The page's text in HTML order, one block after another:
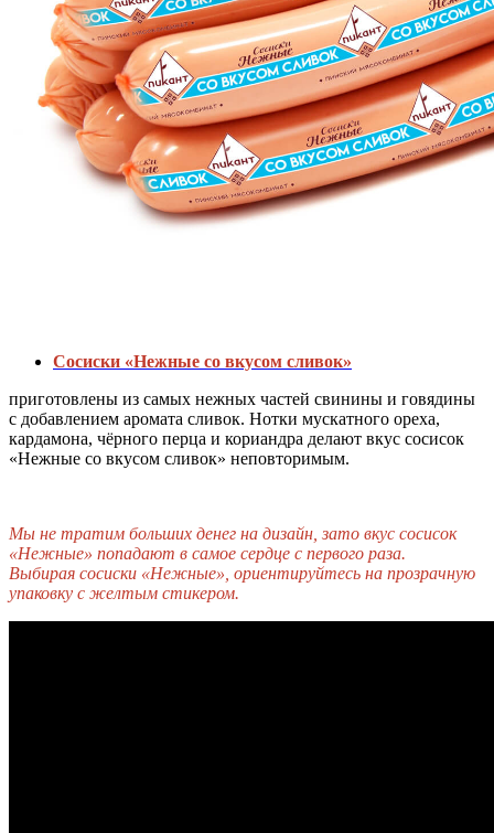
Сосиски «Нежные со вкусом сливок»
приготовлены из самых нежных частей свинины и говядины
с добавлением аромата сливок. Нотки мускатного ореха,
кардамона, чёрного перца и кориандра делают вкус сосисок
«Нежные со вкусом сливок» неповторимым.
Мы не тратим больших денег на дизайн, зато вкус сосисок
«Нежные» попадают в самое сердце с первого раза.
Выбирая сосиски «Нежные», ориентируйтесь на прозрачную
упаковку с желтым стикером.